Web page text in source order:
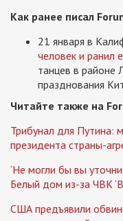
Как ранее писал
21 января в
человек и ранил
танцев в районе
празднования
Читайте также на
Трибунал для Путина:
президента страны-
‘Не могли бы вы
Белый дом из-за ЧВК
США предъявили